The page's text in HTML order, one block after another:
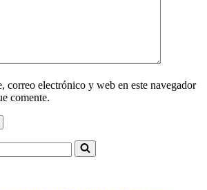
correo electrónico y web en este navegador
comente.